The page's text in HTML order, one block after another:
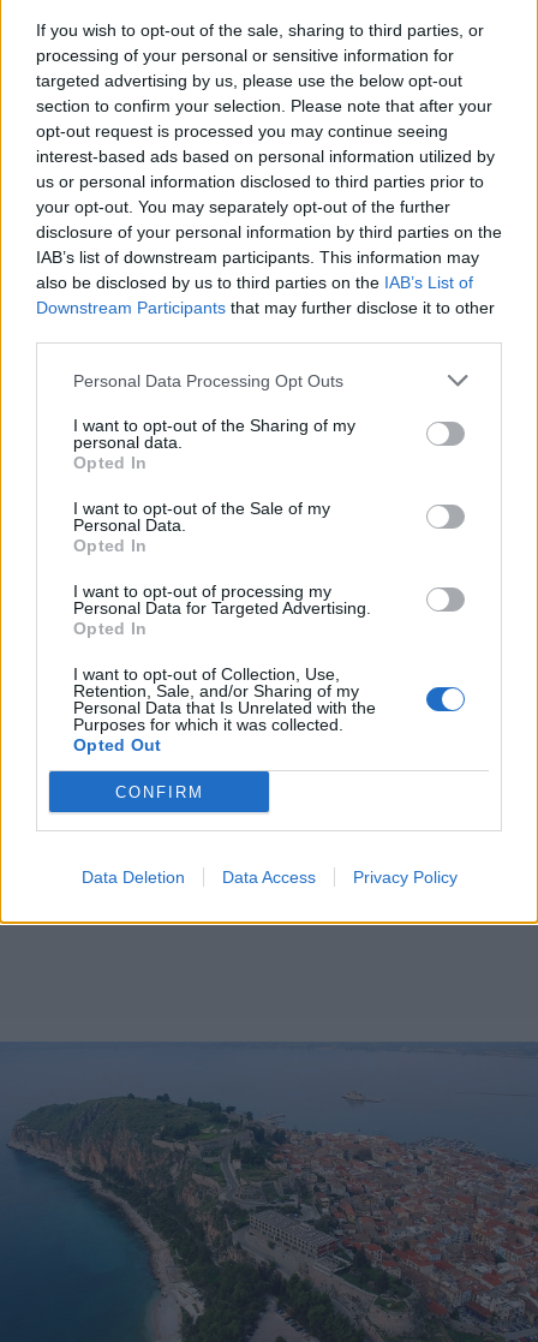
If you wish to opt-out of the sale, sharing to third parties, or
processing of your personal or sensitive information for
targeted advertising by us, please use the below opt-out
section to confirm your selection. Please note that after your
opt-out request is processed you may continue seeing
interest-based ads based on personal information utilized by
us or personal information disclosed to third parties prior to
your opt-out. You may separately opt-out of the further
disclosure of your personal information by third parties on the
IAB’s list of downstream participants. This information may
also be disclosed by us to third parties on the IAB’s List of
Downstream Participants that may further disclose it to other
Personal Data Processing Opt Outs
I want to opt-out of the Sharing of my
personal data.
Opted In
I want to opt-out of the Sale of my
Personal Data.
Opted In
I want to opt-out of processing my
Personal Data for Targeted Advertising.
Opted In
I want to opt-out of Collection, Use,
Retention, Sale, and/or Sharing of my
Personal Data that Is Unrelated with the
Purposes for which it was collected.
Opted Out
CONFIRM
Data Deletion Data Access Privacy Policy